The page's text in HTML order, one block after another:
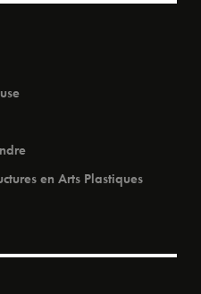
en Arts Plastiques